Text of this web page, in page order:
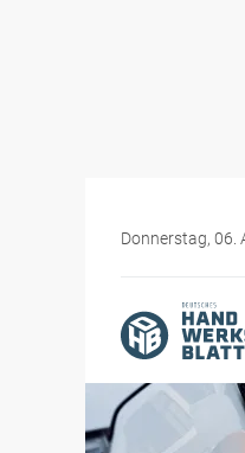
Donnerstag, 06.